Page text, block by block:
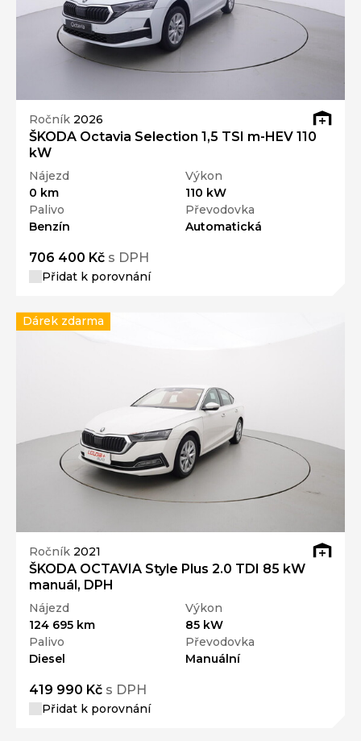
Ročník 2026
ŠKODA Octavia Selection 1,5 TSI m-HEV 110
kW
Nájezd
0 km
Výkon
110 kW
Palivo
Benzín
Převodovka
Automatická
706 400 Kč s DPH
Přidat k porovnání
Ročník 2021
ŠKODA OCTAVIA Style Plus 2.0 TDI 85 kW
manuál, DPH
Nájezd
124 695 km
Výkon
85 kW
Palivo
Diesel
Převodovka
Manuální
419 990 Kč s DPH
Přidat k porovnání
Dárek zdarma